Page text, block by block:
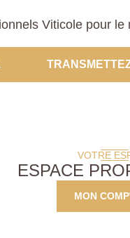
Viticole pour
VOTRE
ESPACE
MON